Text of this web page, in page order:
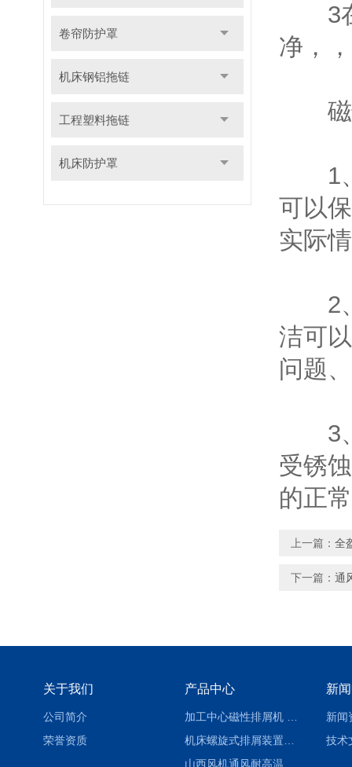
卷帘防护罩
机床钢铝拖链
工程塑料拖链
机床防护罩
3在
净，
磁
1、
可以
实际
2、
洁可
问题
3、
受锈
的正
上一篇： 全
下一篇： 通
关于我们
公司简介
荣誉资质
产品中心 新
新闻
技术